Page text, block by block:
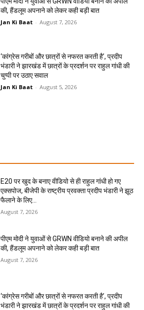
की, हैंडलूम अपनाने को लेकर कही बड़ी बात
Jan Ki Baat - August 7, 2026
‘कांग्रेस गरीबों और छात्रों से नफरत करती है’, प्रदीप
भंडारी ने झारखंड में छात्रों के प्रदर्शन पर राहुल गांधी की
चुप्पी पर उठाए सवाल
Jan Ki Baat - August 5, 2026
E20 पर खुद के बनाए वीडियो से ही राहुल गांधी हो गए
एक्सपोज, बीजेपी के राष्ट्रीय प्रवक्ता प्रदीप भंडारी ने झूठ
फैलाने के लिए...
August 7, 2026
पीएम मोदी ने युवाओं से GRWN वीडियो बनाने की अपील
की, हैंडलूम अपनाने को लेकर कही बड़ी बात
August 7, 2026
‘कांग्रेस गरीबों और छात्रों से नफरत करती है’, प्रदीप
भंडारी ने झारखंड में छात्रों के प्रदर्शन पर राहुल गांधी की